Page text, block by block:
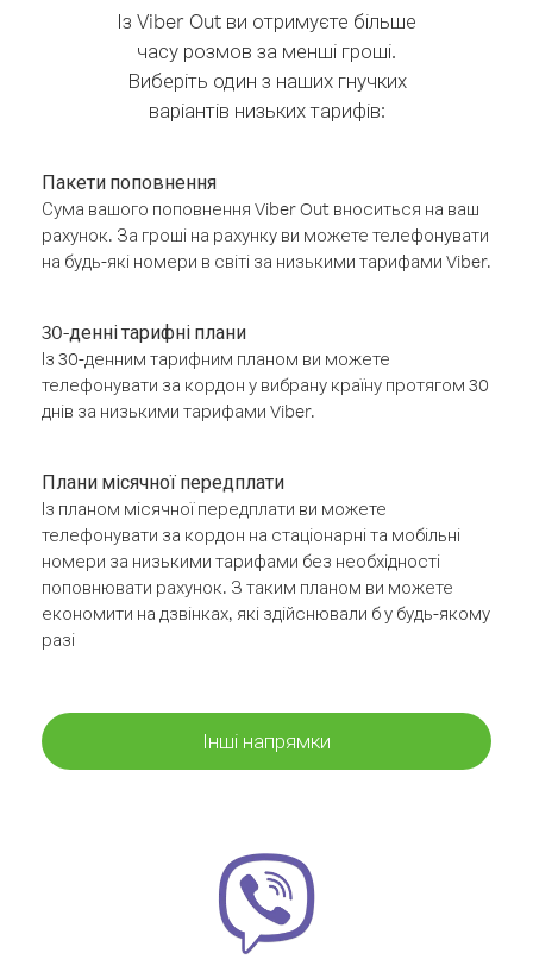
Із Viber Out ви отримуєте більше
часу розмов за менші гроші.
Виберіть один з наших гнучких
варіантів низьких тарифів:
Пакети поповнення
Сума вашого поповнення Viber Out вноситься на ваш
рахунок. За гроші на рахунку ви можете телефонувати
на будь-які номери в світі за низькими тарифами Viber.
30-денні тарифні плани
Із 30-денним тарифним планом ви можете
телефонувати за кордон у вибрану країну протягом 30
днів за низькими тарифами Viber.
Плани місячної передплати
Із планом місячної передплати ви можете
телефонувати за кордон на стаціонарні та мобільні
номери за низькими тарифами без необхідності
поповнювати рахунок. З таким планом ви можете
економити на дзвінках, які здійснювали б у будь-якому
разі
Інші напрямки